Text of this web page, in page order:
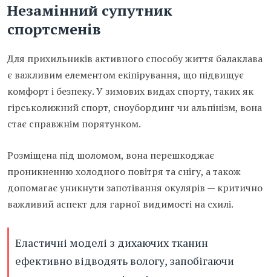
Незамінний супутник
спортсменів
Для прихильників активного способу життя балаклава
є важливим елементом екіпірування, що підвищує
комфорт і безпеку. У зимових видах спорту, таких як
гірськолижний спорт, сноубординг чи альпінізм, вона
стає справжнім порятунком.
Розміщена під шоломом, вона перешкоджає
проникненню холодного повітря та снігу, а також
допомагає уникнути запотівання окулярів — критично
важливий аспект для гарної видимості на схилі.
Еластичні моделі з дихаючих тканин
ефективно відводять вологу, запобігаючи